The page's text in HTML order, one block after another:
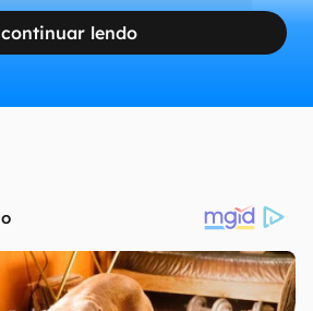
continuar lendo